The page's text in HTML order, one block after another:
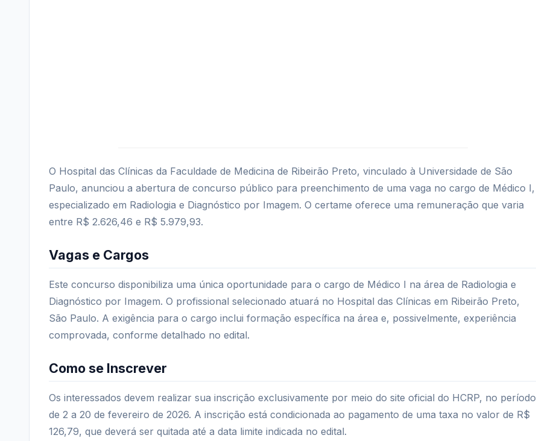
O Hospital das Clínicas da Faculdade de Medicina de Ribeirão Preto, vinculado à Universidade de São
Paulo, anunciou a abertura de concurso público para preenchimento de uma vaga no cargo de Médico I,
especializado em Radiologia e Diagnóstico por Imagem. O certame oferece uma remuneração que varia
entre R$ 2.626,46 e R$ 5.979,93.
Vagas e Cargos
Este concurso disponibiliza uma única oportunidade para o cargo de Médico I na área de Radiologia e
Diagnóstico por Imagem. O profissional selecionado atuará no Hospital das Clínicas em Ribeirão Preto,
São Paulo. A exigência para o cargo inclui formação específica na área e, possivelmente, experiência
comprovada, conforme detalhado no edital.
Como se Inscrever
Os interessados devem realizar sua inscrição exclusivamente por meio do site oficial do HCRP, no período
de 2 a 20 de fevereiro de 2026. A inscrição está condicionada ao pagamento de uma taxa no valor de R$
126,79, que deverá ser quitada até a data limite indicada no edital.